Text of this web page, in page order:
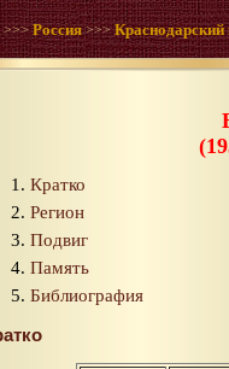
>>>Россия >>>Краснодарский
Кратко
Регион
Подвиг
Память
Библиография